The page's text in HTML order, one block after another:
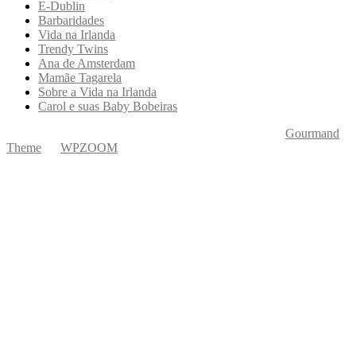
E-Dublin
Barbaridades
Vida na Irlanda
Trendy Twins
Ana de Amsterdam
Mamãe Tagarela
Sobre a Vida na Irlanda
Carol e suas Baby Bobeiras
Gourmand
Theme
WPZOOM